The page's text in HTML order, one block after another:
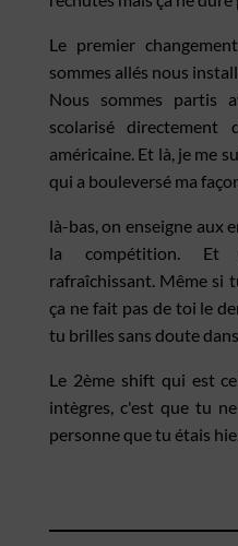
Le premier
sommes allés nous
Nous sommes partis
scolarisé directement
américaine. Et là, je me
qui a bouleversé ma
là-bas, on enseigne aux
la compétition. Et
rafraîchissant. Même si
ça ne fait pas de toi le
tu brilles sans doute
Le 2ème shift qui est
intègres, c'est que tu
personne que tu étais